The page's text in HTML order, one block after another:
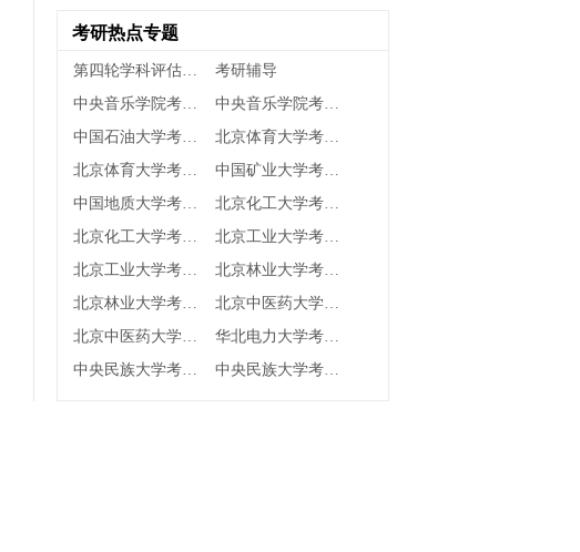
考研热点专题
第四轮学科评估结果
考研辅导
中央音乐学院考研成绩查询
中央音乐学院考研分数线
中国石油大学考研成绩查询
北京体育大学考研成绩查询
北京体育大学考研分数线
中国矿业大学考研成绩查询
中国地质大学考研成绩查询
北京化工大学考研成绩查询
北京化工大学考研分数线
北京工业大学考研成绩查询
北京工业大学考研分数线
北京林业大学考研成绩查询
北京林业大学考研分数线
北京中医药大学考研成绩查询
北京中医药大学考研分数线
华北电力大学考研成绩查询
中央民族大学考研成绩查询
中央民族大学考研分数线